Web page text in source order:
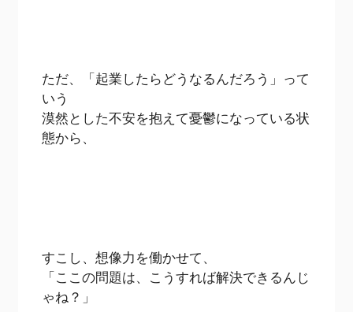
ただ、「起業したらどうなるんだろう」って
いう
漠然とした不安を抱えて憂鬱になっている状
態から、
すこし、想像力を働かせて、
「ここの問題は、こうすれば解決できるんじ
ゃね？」